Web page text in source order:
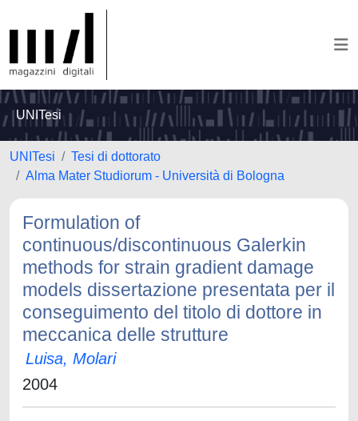
UNITesi
UNITesi
Tesi di dottorato
Alma Mater Studiorum - Università di Bologna
Formulation of
continuous/discontinuous Galerkin
methods for strain gradient damage
models dissertazione presentata per il
conseguimento del titolo di dottore in
meccanica delle strutture
Luisa, Molari
2004